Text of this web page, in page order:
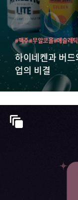
하이네켄과 버
업의 비결
#맥주#무알코올#애슬레틱